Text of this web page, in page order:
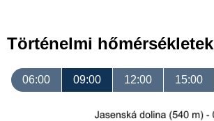
Történelmi hőmérsékletek
06:00 09:00 12:00 15:00